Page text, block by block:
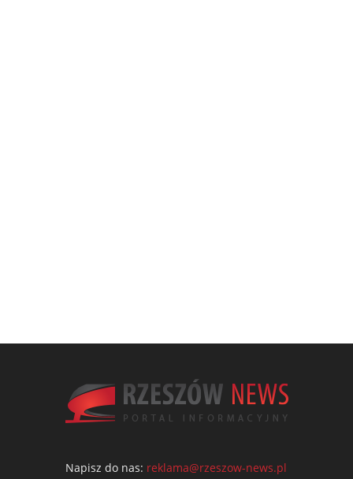
Napisz do nas: reklama@rzeszow-news.pl